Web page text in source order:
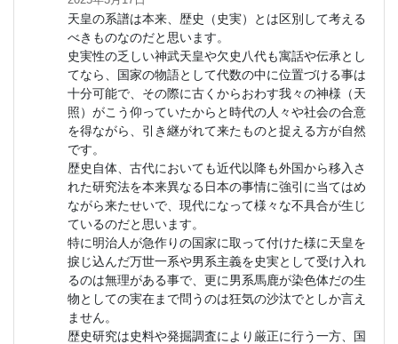
天皇の系譜は本来、歴史（史実）とは区別して考える
べきものなのだと思います。
史実性の乏しい神武天皇や欠史八代も寓話や伝承とし
てなら、国家の物語として代数の中に位置づける事は
十分可能で、その際に古くからおわす我々の神様（天
照）がこう仰っていたからと時代の人々や社会の合意
を得ながら、引き継がれて来たものと捉える方が自然
です。
歴史自体、古代においても近代以降も外国から移入さ
れた研究法を本来異なる日本の事情に強引に当てはめ
ながら来たせいで、現代になって様々な不具合が生じ
ているのだと思います。
特に明治人が急作りの国家に取って付けた様に天皇を
捩じ込んだ万世一系や男系主義を史実として受け入れ
るのは無理がある事で、更に男系馬鹿が染色体だの生
物としての実在まで問うのは狂気の沙汰でとしか言え
ません。
歴史研究は史料や発掘調査により厳正に行う一方、国